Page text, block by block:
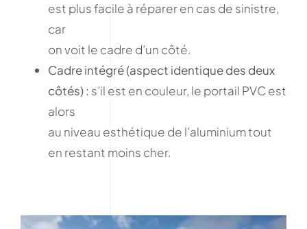
est plus facile à réparer en cas de sinistre,
car
on voit le cadre d’un côté.
Cadre intégré (aspect identique des deux
côtés) : s’il est en couleur, le portail PVC est
alors
au niveau esthétique de l’aluminium tout
en restant moins cher.